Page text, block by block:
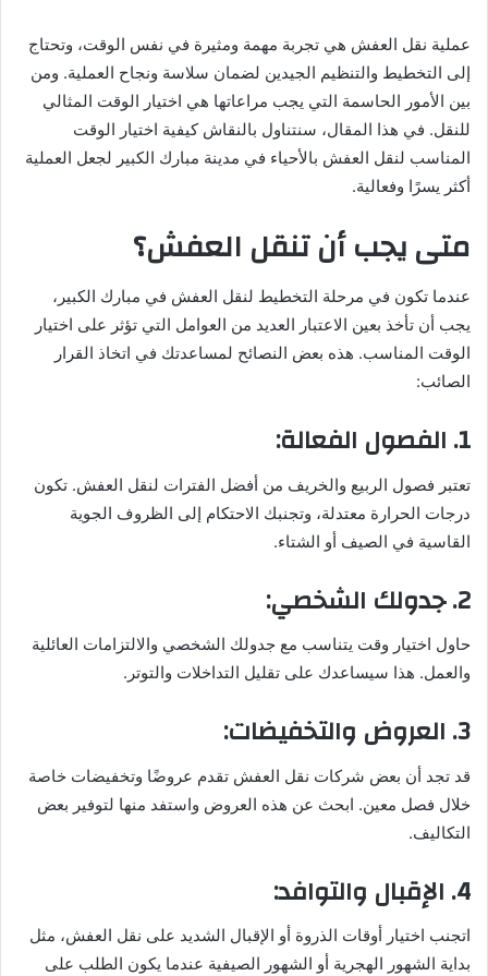
عملية نقل العفش هي تجربة مهمة ومثيرة في نفس الوقت، وتحتاج
إلى التخطيط والتنظيم الجيدين لضمان سلاسة ونجاح العملية. ومن
بين الأمور الحاسمة التي يجب مراعاتها هي اختيار الوقت المثالي
للنقل. في هذا المقال، سنتناول بالنقاش كيفية اختيار الوقت
المناسب لنقل العفش بالأحياء في مدينة مبارك الكبير لجعل العملية
أكثر يسرًا وفعالية.
متى يجب أن تنقل العفش؟
عندما تكون في مرحلة التخطيط لنقل العفش في مبارك الكبير،
يجب أن تأخذ بعين الاعتبار العديد من العوامل التي تؤثر على اختيار
الوقت المناسب. هذه بعض النصائح لمساعدتك في اتخاذ القرار
الصائب:
1. الفصول الفعالة:
تعتبر فصول الربيع والخريف من أفضل الفترات لنقل العفش. تكون
درجات الحرارة معتدلة، وتجنبك الاحتكام إلى الظروف الجوية
القاسية في الصيف أو الشتاء.
2. جدولك الشخصي:
حاول اختيار وقت يتناسب مع جدولك الشخصي والالتزامات العائلية
والعمل. هذا سيساعدك على تقليل التداخلات والتوتر.
3. العروض والتخفيضات:
قد تجد أن بعض شركات نقل العفش تقدم عروضًا وتخفيضات خاصة
خلال فصل معين. ابحث عن هذه العروض واستفد منها لتوفير بعض
التكاليف.
4. الإقبال والتوافد:
اتجنب اختيار أوقات الذروة أو الإقبال الشديد على نقل العفش، مثل
بداية الشهور الهجرية أو الشهور الصيفية عندما يكون الطلب على